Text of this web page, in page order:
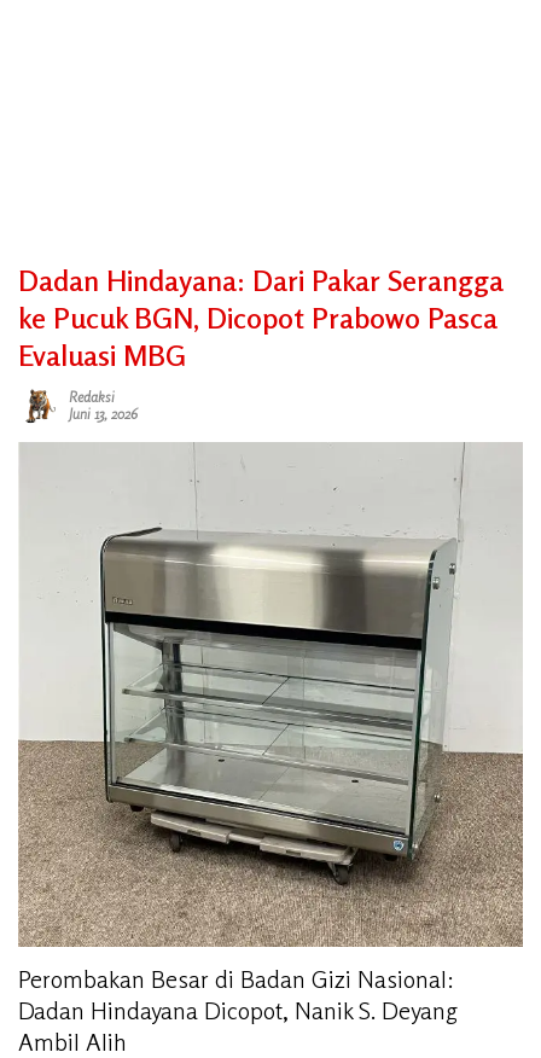
Dadan Hindayana: Dari Pakar Serangga
ke Pucuk BGN, Dicopot Prabowo Pasca
Evaluasi MBG
Redaksi
Juni 13, 2026
Perombakan Besar di Badan Gizi Nasional:
Dadan Hindayana Dicopot, Nanik S. Deyang
Ambil Alih